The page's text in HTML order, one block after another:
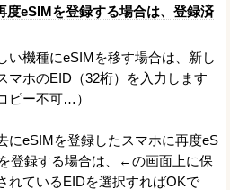
度eSIMを登録する場合は、登録済
い機種にeSIMを移す場合は、新し
マホのEID（32桁）を入力します
ピー不可…）
にeSIMを登録したスマホに再度eS
登録する場合は、←の画面上に保
れているEIDを選択すればOKで